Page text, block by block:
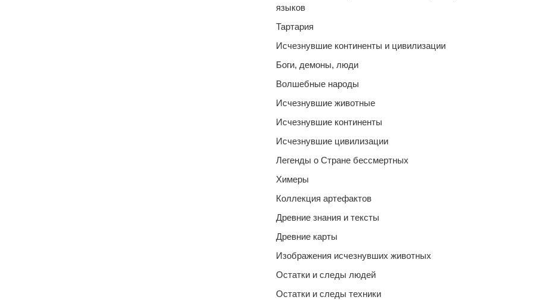
языков
Тартария
Исчезнувшие континенты и цивилизации
Боги, демоны, люди
Волшебные народы
Исчезнувшие животные
Исчезнувшие континенты
Исчезнувшие цивилизации
Легенды о Стране бессмертных
Химеры
Коллекция артефактов
Древние знания и тексты
Древние карты
Изображения исчезнувших животных
Остатки и следы людей
Остатки и следы техники